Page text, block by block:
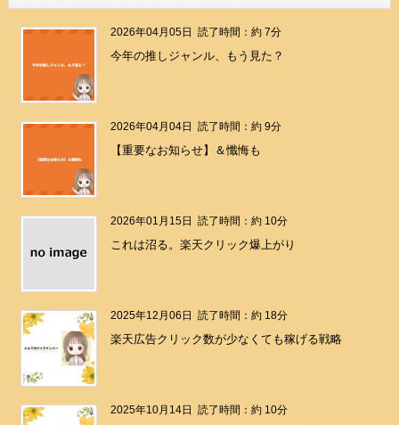
2026年04月05日 読了時間：約 7分
今年の推しジャンル、もう見た？
2026年04月04日 読了時間：約 9分
【重要なお知らせ】＆懺悔も
2026年01月15日 読了時間：約 10分
これは沼る。楽天クリック爆上がり
2025年12月06日 読了時間：約 18分
楽天広告クリック数が少なくても稼げる戦略
2025年10月14日 読了時間：約 10分